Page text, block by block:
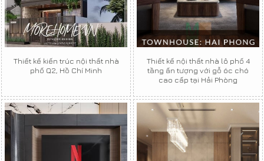
Thiết kế kiến trúc nội thất nhà
phố Q2, Hồ Chí Minh
Thiết kế nội thất nhà lô phố 4
tầng ấn tượng với gỗ óc chó
cao cấp tại Hải Phòng